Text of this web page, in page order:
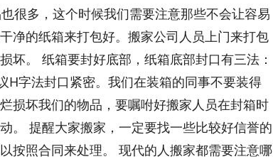
很多，这个时候我们需要注意那些不会让容易
净的纸箱来打包好。搬家公司人员上门来打包
坏。 纸箱要封好底部，纸箱底部封口有三法：
H字法封口紧密。我们在装箱的同事不要装得
损坏我们的物品，要嘱咐好搬家人员在封箱时
。 提醒大家搬家，一定要找一些比较好信誉的
按照合同来处理。 现代的人搬家都需要注意哪